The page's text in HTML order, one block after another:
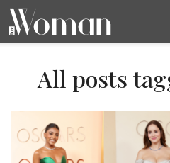
BELEZA
CAPA
LIFESTYLE
MODA
OPINIÃO
PESSOAS
SOCIEDADE
VIDEOS
All posts